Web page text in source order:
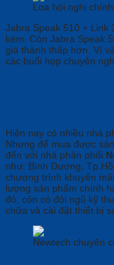
Loa hội nghị
Jabra Speak 510 + Link
kèm. Còn Jabra Speak
giá thành thấp hơn. Vì
các buổi họp chuyên
Hiện nay có nhiều nhà
Nhưng để mua được
đến với nhà phân phối
như: Bình Dương,
chương trình khuyến
lượng sản phẩm chính
đó, còn có đội ngũ kỹ
chữa và cài đặt thiết bị
Newtech chuyên